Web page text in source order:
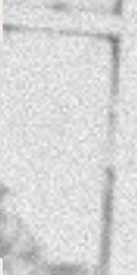
Raicultura.it con la
mostra "Lewis Hine.
Kids" anche nella